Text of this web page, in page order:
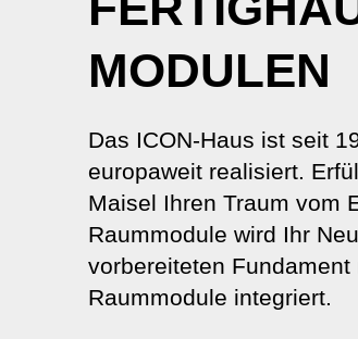
MODULEN
Das ICON-Haus ist seit
europaweit realisiert.
Maisel Ihren Traum vom
Raummodule wird Ihr
vorbereiteten
Raummodule integriert.